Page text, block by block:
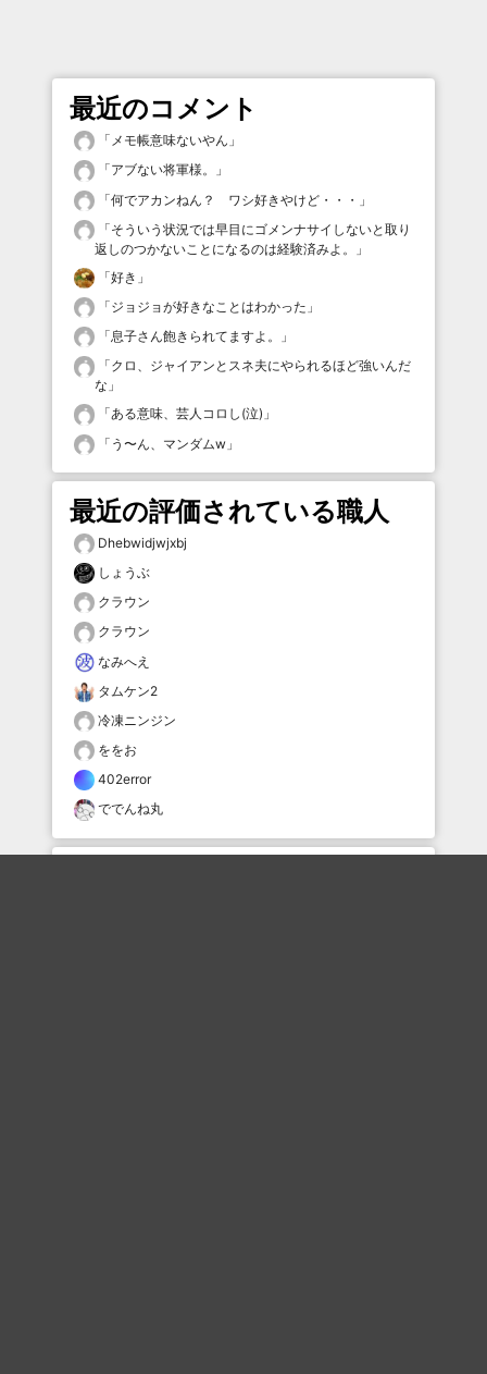
最近のコメント
「 メモ帳意味ないやん 」
「アブない将軍様。
」
「何でアカンねん？ ワシ好きやけど・・・ 」
「そういう状況では早目にゴメンナサイしないと取り
返しのつかないことになるのは経験済みよ。
」
「好き 」
「ジョジョが好きなことはわかった 」
「息子さん飽きられてますよ。
」
「クロ、ジャイアンとスネ夫にやられるほど強いんだ
な 」
「ある意味、芸人コロし(泣) 」
「 う〜ん、マンダムw 」
最近の評価されている職人
Dhebwidjwjxbj
しょうぶ
クラウン
クラウン
なみへえ
タムケン2
冷凍ニンジン
ををお
402error
ででんね丸